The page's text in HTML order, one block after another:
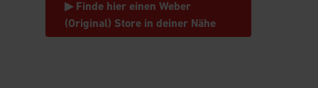
▶ Finde hier einen Weber
(Original) Store in deiner Nähe